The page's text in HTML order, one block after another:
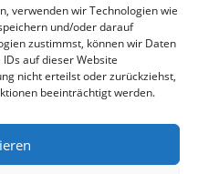
verwenden wir Technologien wie
und/oder darauf
zustimmst, können wir Daten
auf dieser Website
nicht erteilst oder zurückziehst,
beeinträchtigt werden.
Nächste Einträge »
| Powered by